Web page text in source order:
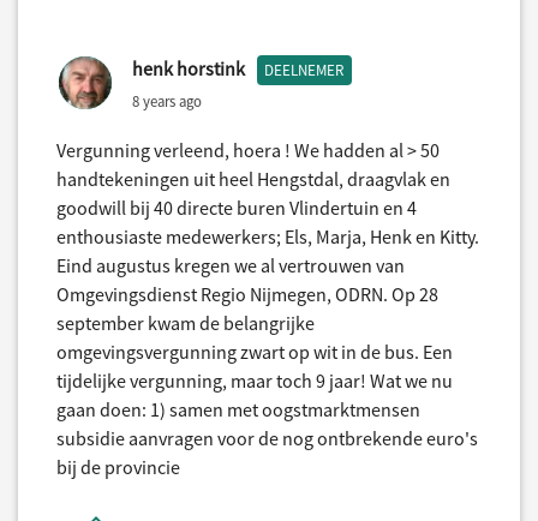
henk horstink DEELNEMER
8 years ago
Vergunning verleend, hoera ! We hadden al > 50
handtekeningen uit heel Hengstdal, draagvlak en
goodwill bij 40 directe buren Vlindertuin en 4
enthousiaste medewerkers; Els, Marja, Henk en Kitty.
Eind augustus kregen we al vertrouwen van
Omgevingsdienst Regio Nijmegen, ODRN. Op 28
september kwam de belangrijke
omgevingsvergunning zwart op wit in de bus. Een
tijdelijke vergunning, maar toch 9 jaar! Wat we nu
gaan doen: 1) samen met oogstmarktmensen
subsidie aanvragen voor de nog ontbrekende euro's
bij de provincie